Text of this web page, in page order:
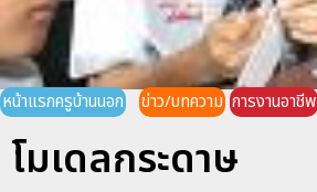
หน้าแรกครูบ้านนอก ข่าว/บทความ การงานอาชีพ
โมเดลกระดาษ